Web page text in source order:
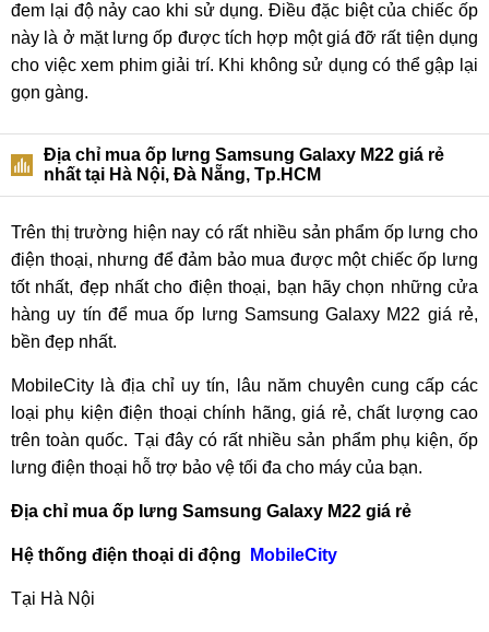
đem lại độ nảy cao khi sử dụng. Điều đặc biệt của chiếc ốp
này là ở mặt lưng ốp được tích hợp một giá đỡ rất tiện dụng
cho việc xem phim giải trí. Khi không sử dụng có thể gập lại
gọn gàng.
Địa chỉ mua ốp lưng Samsung Galaxy M22 giá rẻ
nhất tại Hà Nội, Đà Nẵng, Tp.HCM
Trên thị trường hiện nay có rất nhiều sản phẩm ốp lưng cho
điện thoại, nhưng để đảm bảo mua được một chiếc ốp lưng
tốt nhất, đẹp nhất cho điện thoại, bạn hãy chọn những cửa
hàng uy tín để mua ốp lưng Samsung Galaxy M22 giá rẻ,
bền đẹp nhất.
MobileCity là địa chỉ uy tín, lâu năm chuyên cung cấp các
loại phụ kiện điện thoại chính hãng, giá rẻ, chất lượng cao
trên toàn quốc. Tại đây có rất nhiều sản phẩm phụ kiện, ốp
lưng điện thoại hỗ trợ bảo vệ tối đa cho máy của bạn.
Địa chỉ mua ốp lưng Samsung Galaxy M22 giá rẻ
Hệ thống điện thoại di động MobileCity
Tại Hà Nội